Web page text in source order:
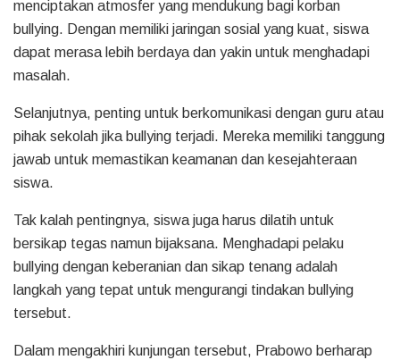
menciptakan atmosfer yang mendukung bagi korban
bullying. Dengan memiliki jaringan sosial yang kuat, siswa
dapat merasa lebih berdaya dan yakin untuk menghadapi
masalah.
Selanjutnya, penting untuk berkomunikasi dengan guru atau
pihak sekolah jika bullying terjadi. Mereka memiliki tanggung
jawab untuk memastikan keamanan dan kesejahteraan
siswa.
Tak kalah pentingnya, siswa juga harus dilatih untuk
bersikap tegas namun bijaksana. Menghadapi pelaku
bullying dengan keberanian dan sikap tenang adalah
langkah yang tepat untuk mengurangi tindakan bullying
tersebut.
Dalam mengakhiri kunjungan tersebut, Prabowo berharap